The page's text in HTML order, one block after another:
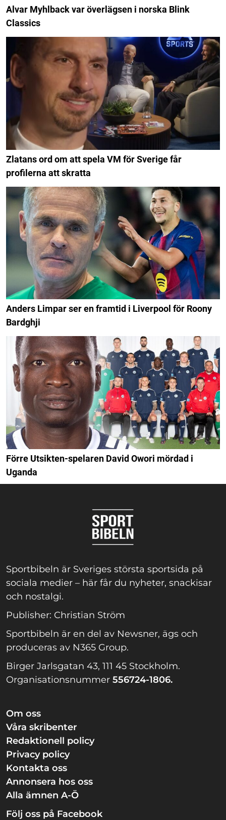
Alvar Myhlback var överlägsen i norska Blink
Classics
Zlatans ord om att spela VM för Sverige får
profilerna att skratta
Anders Limpar ser en framtid i Liverpool för Roony
Bardghji
Förre Utsikten-spelaren David Owori mördad i
Uganda
Sportbibeln är Sveriges största sportsida på
sociala medier – här får du nyheter, snackisar
och nostalgi.
Publisher: Christian Ström
Sportbibeln är en del av Newsner, ägs och
produceras av N365 Group.
Birger Jarlsgatan 43, 111 45 Stockholm.
Organisationsnummer 556724-1806.
Om oss
Våra skribenter
Redaktionell policy
Privacy policy
Kontakta oss
Annonsera hos oss
Alla ämnen A-Ö
Följ oss på Facebook